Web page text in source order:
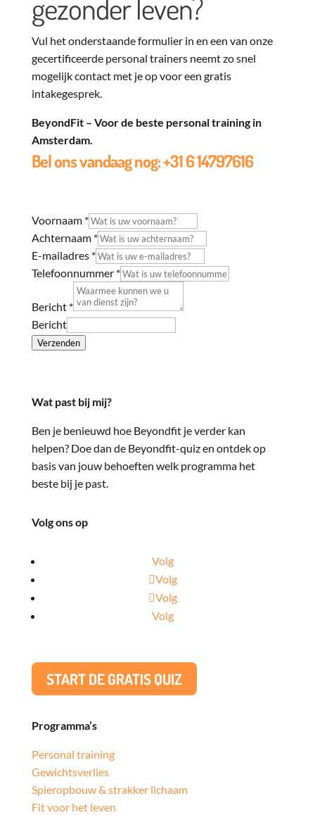
gezonder leven?
Vul het onderstaande formulier in en een van onze
gecertificeerde personal trainers neemt zo snel
mogelijk contact met je op voor een gratis
intakegesprek.
BeyondFit – Voor de beste personal training in
Amsterdam.
Bel ons vandaag nog:+31 6 14797616
Voornaam *
Achternaam *
E-mailadres *
Telefoonnummer *
Bericht *
Bericht
Verzenden
Wat past bij mij?
Ben je benieuwd hoe Beyondfit je verder kan
helpen? Doe dan de Beyondfit-quiz en ontdek op
basis van jouw behoeften welk programma het
beste bij je past.
Volg ons op
Volg
Volg
Volg
Volg
START DE GRATIS QUIZ
Programma’s
Personal training
Gewichtsverlies
Spieropbouw & strakker lichaam
Fit voor het leven